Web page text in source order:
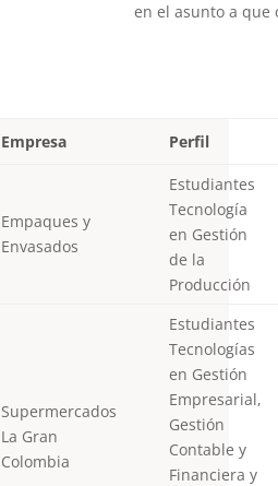
en el asunto a que
Empresa Perfil
Empaques y
Envasados
Estudiantes
Tecnología
en Gestión
de la
Producción
Supermercados
La Gran
Colombia
Estudiantes
Tecnologías
en Gestión
Empresarial,
Gestión
Contable y
Financiera y